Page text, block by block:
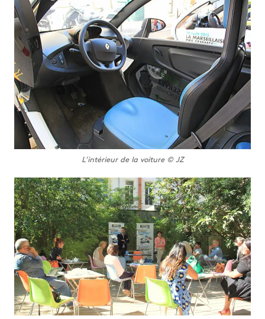
L’intérieur de la voiture © JZ